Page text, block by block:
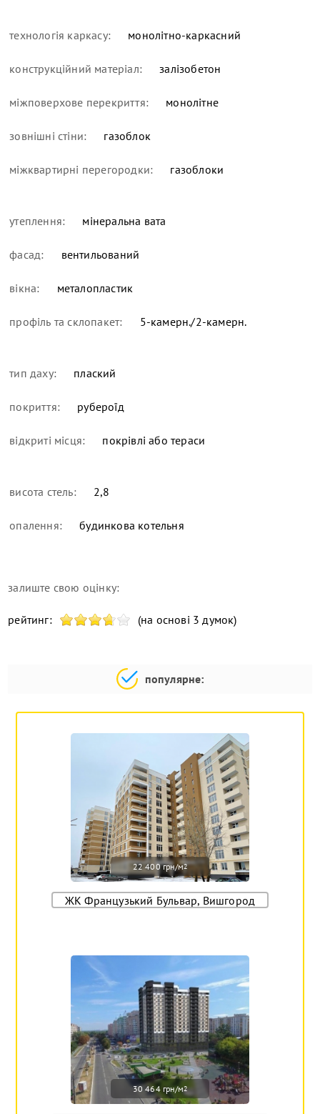
технологія каркасу: монолітно-каркасний
конструкційний матеріал: залізобетон
міжповерхове перекриття: монолітне
зовнішні стіни: газоблок
міжквартирні перегородки: газоблоки
утеплення: мінеральна вата
фасад: вентильований
вікна: металопластик
профіль та склопакет: 5-камерн./2-камерн.
тип даху: плаский
покриття: рубероїд
відкриті місця: покрівлі або тераси
висота стель: 2,8
опалення: будинкова котельня
залиште свою оцінку:
рейтинг: (на основі 3 думок)
популярне:
22 400 грн/м2
ЖК Французький Бульвар, Вишгород
30 464 грн/м2